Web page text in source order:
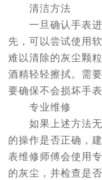
清洁方法
一旦确认手表进
先，可以尝试使用
难以清除的灰尘颗
酒精轻轻擦拭。需
要确保不会损坏手表
专业维修
如果上述方法无
的操作是否正确，
表维修师傅会使用
的灰尘，并检查是